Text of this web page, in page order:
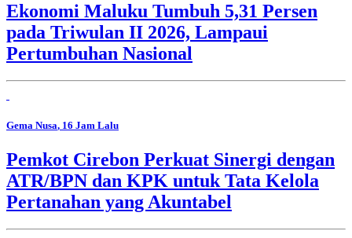
Ekonomi Maluku Tumbuh 5,31 Persen
pada Triwulan II 2026, Lampaui
Pertumbuhan Nasional
Gema Nusa, 16 Jam Lalu
Pemkot Cirebon Perkuat Sinergi dengan
ATR/BPN dan KPK untuk Tata Kelola
Pertanahan yang Akuntabel